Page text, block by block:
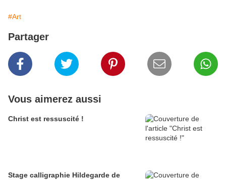
#Art
Partager
Vous aimerez aussi
Christ est ressuscité !
Stage calligraphie Hildegarde de